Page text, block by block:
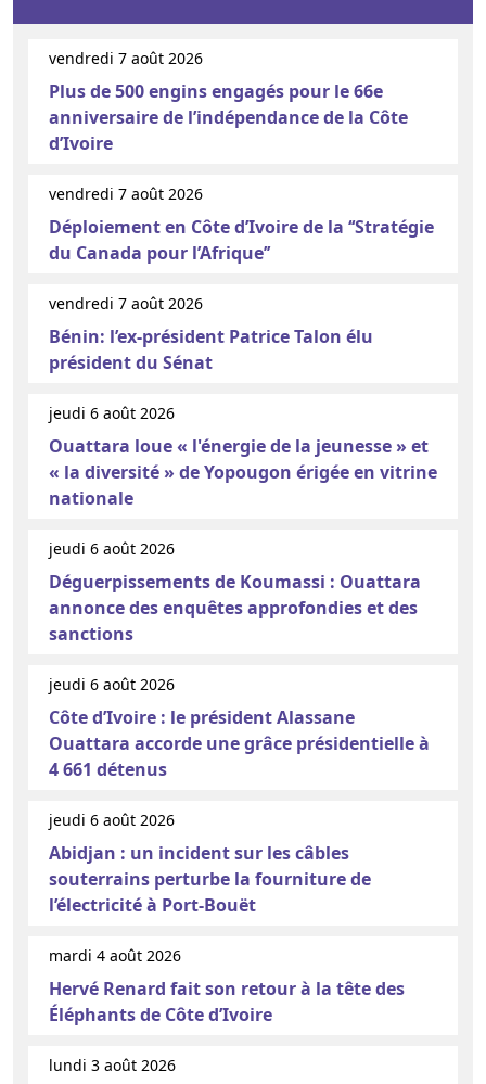
vendredi 7 août 2026
Plus de 500 engins engagés pour le 66e
anniversaire de l’indépendance de la Côte
d’Ivoire
vendredi 7 août 2026
Déploiement en Côte d’Ivoire de la ‘‘Stratégie
du Canada pour l’Afrique’’
vendredi 7 août 2026
Bénin: l’ex-président Patrice Talon élu
président du Sénat
jeudi 6 août 2026
Ouattara loue « l'énergie de la jeunesse » et
« la diversité » de Yopougon érigée en vitrine
nationale
jeudi 6 août 2026
Déguerpissements de Koumassi : Ouattara
annonce des enquêtes approfondies et des
sanctions
jeudi 6 août 2026
Côte d’Ivoire : le président Alassane
Ouattara accorde une grâce présidentielle à
4 661 détenus
jeudi 6 août 2026
Abidjan : un incident sur les câbles
souterrains perturbe la fourniture de
l’électricité à Port-Bouët
mardi 4 août 2026
Hervé Renard fait son retour à la tête des
Éléphants de Côte d’Ivoire
lundi 3 août 2026